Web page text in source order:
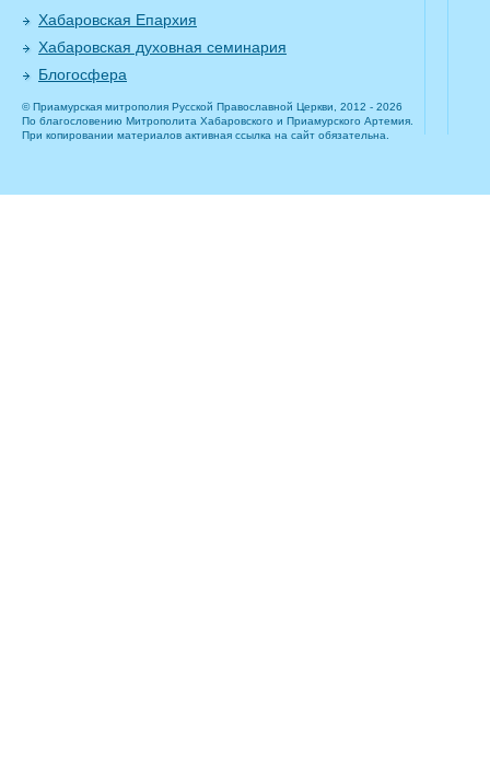
Хабаровская Епархия
Хабаровская духовная семинария
Блогосфера
© Приамурская митрополия Русской Православной Церкви, 2012 - 2026
По благословению Митрополита Хабаровского и Приамурского Артемия.
При копировании материалов активная ссылка на сайт обязательна.